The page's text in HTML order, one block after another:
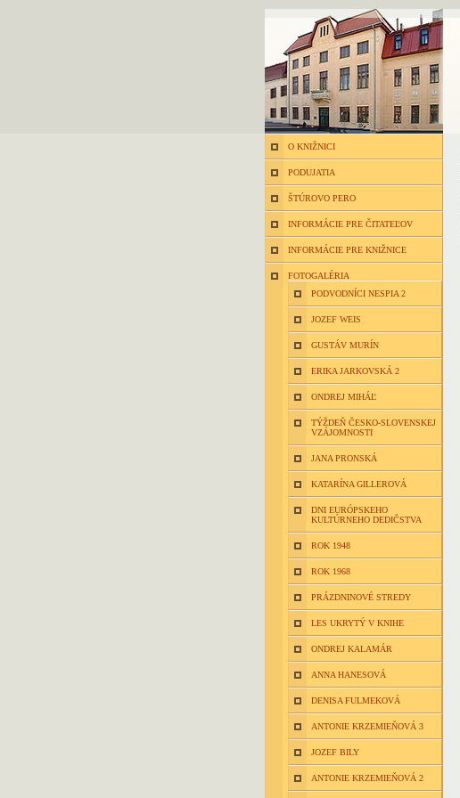
O KNIŽNICI
PODUJATIA
ŠTÚROVO PERO
INFORMÁCIE PRE ČITATEĽOV
INFORMÁCIE PRE KNIŽNICE
FOTOGALÉRIA
PODVODNÍCI NESPIA 2
JOZEF WEIS
GUSTÁV MURÍN
ERIKA JARKOVSKÁ 2
ONDREJ MIHÁĽ
TÝŽDEŇ ČESKO-SLOVENSKEJ
VZÁJOMNOSTI
JANA PRONSKÁ
KATARÍNA GILLEROVÁ
DNI EURÓPSKEHO
KULTÚRNEHO DEDIČSTVA
ROK 1948
ROK 1968
PRÁZDNINOVÉ STREDY
LES UKRYTÝ V KNIHE
ONDREJ KALAMÁR
ANNA HANESOVÁ
DENISA FULMEKOVÁ
ANTONIE KRZEMIEŇOVÁ 3
JOZEF BILY
ANTONIE KRZEMIEŇOVÁ 2